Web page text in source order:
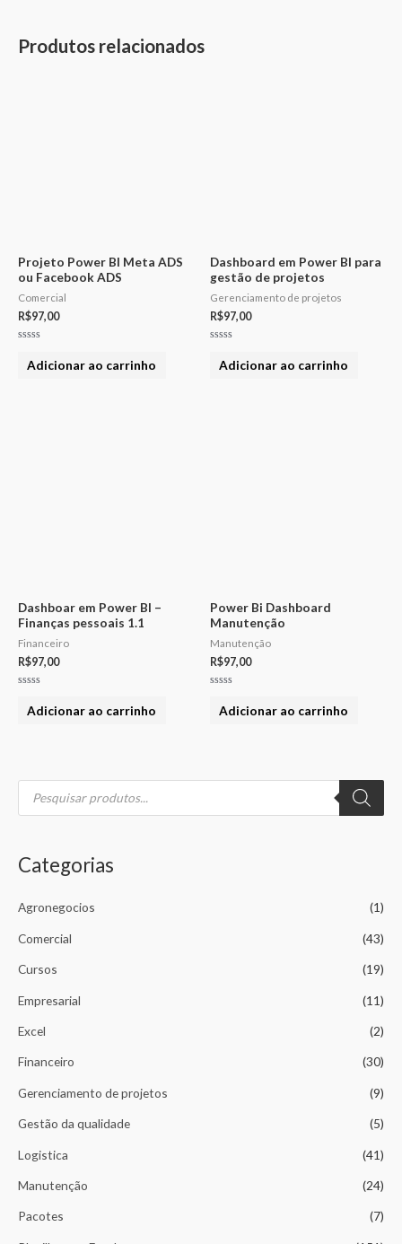
P
q
s
a
r
o
u
t
s
Categorias
Agronegocios (1)
Comercial (43)
Cursos (19)
Empresarial (11)
Excel (2)
Financeiro (30)
Gerenciamento de projetos (9)
Gestão da qualidade (5)
Logistica (41)
Manutenção (24)
Pacotes (7)
Produtos relacionados
Projeto Power BI Meta ADS
ou Facebook ADS
Comercial
R$97,00
deAdicionar ao carrinho
Dashboard em Power BI para
gestão de projetos
Gerenciamento de projetos
R$97,00
deAdicionar ao carrinho
Dashboar em Power BI –
Finanças pessoais 1.1
Financeiro
R$97,00
deAdicionar ao carrinho
Power Bi Dashboard
Manutenção
Manutenção
R$97,00
deAdicionar ao carrinho